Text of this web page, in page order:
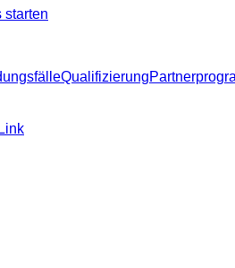
starten
Qualifizierung